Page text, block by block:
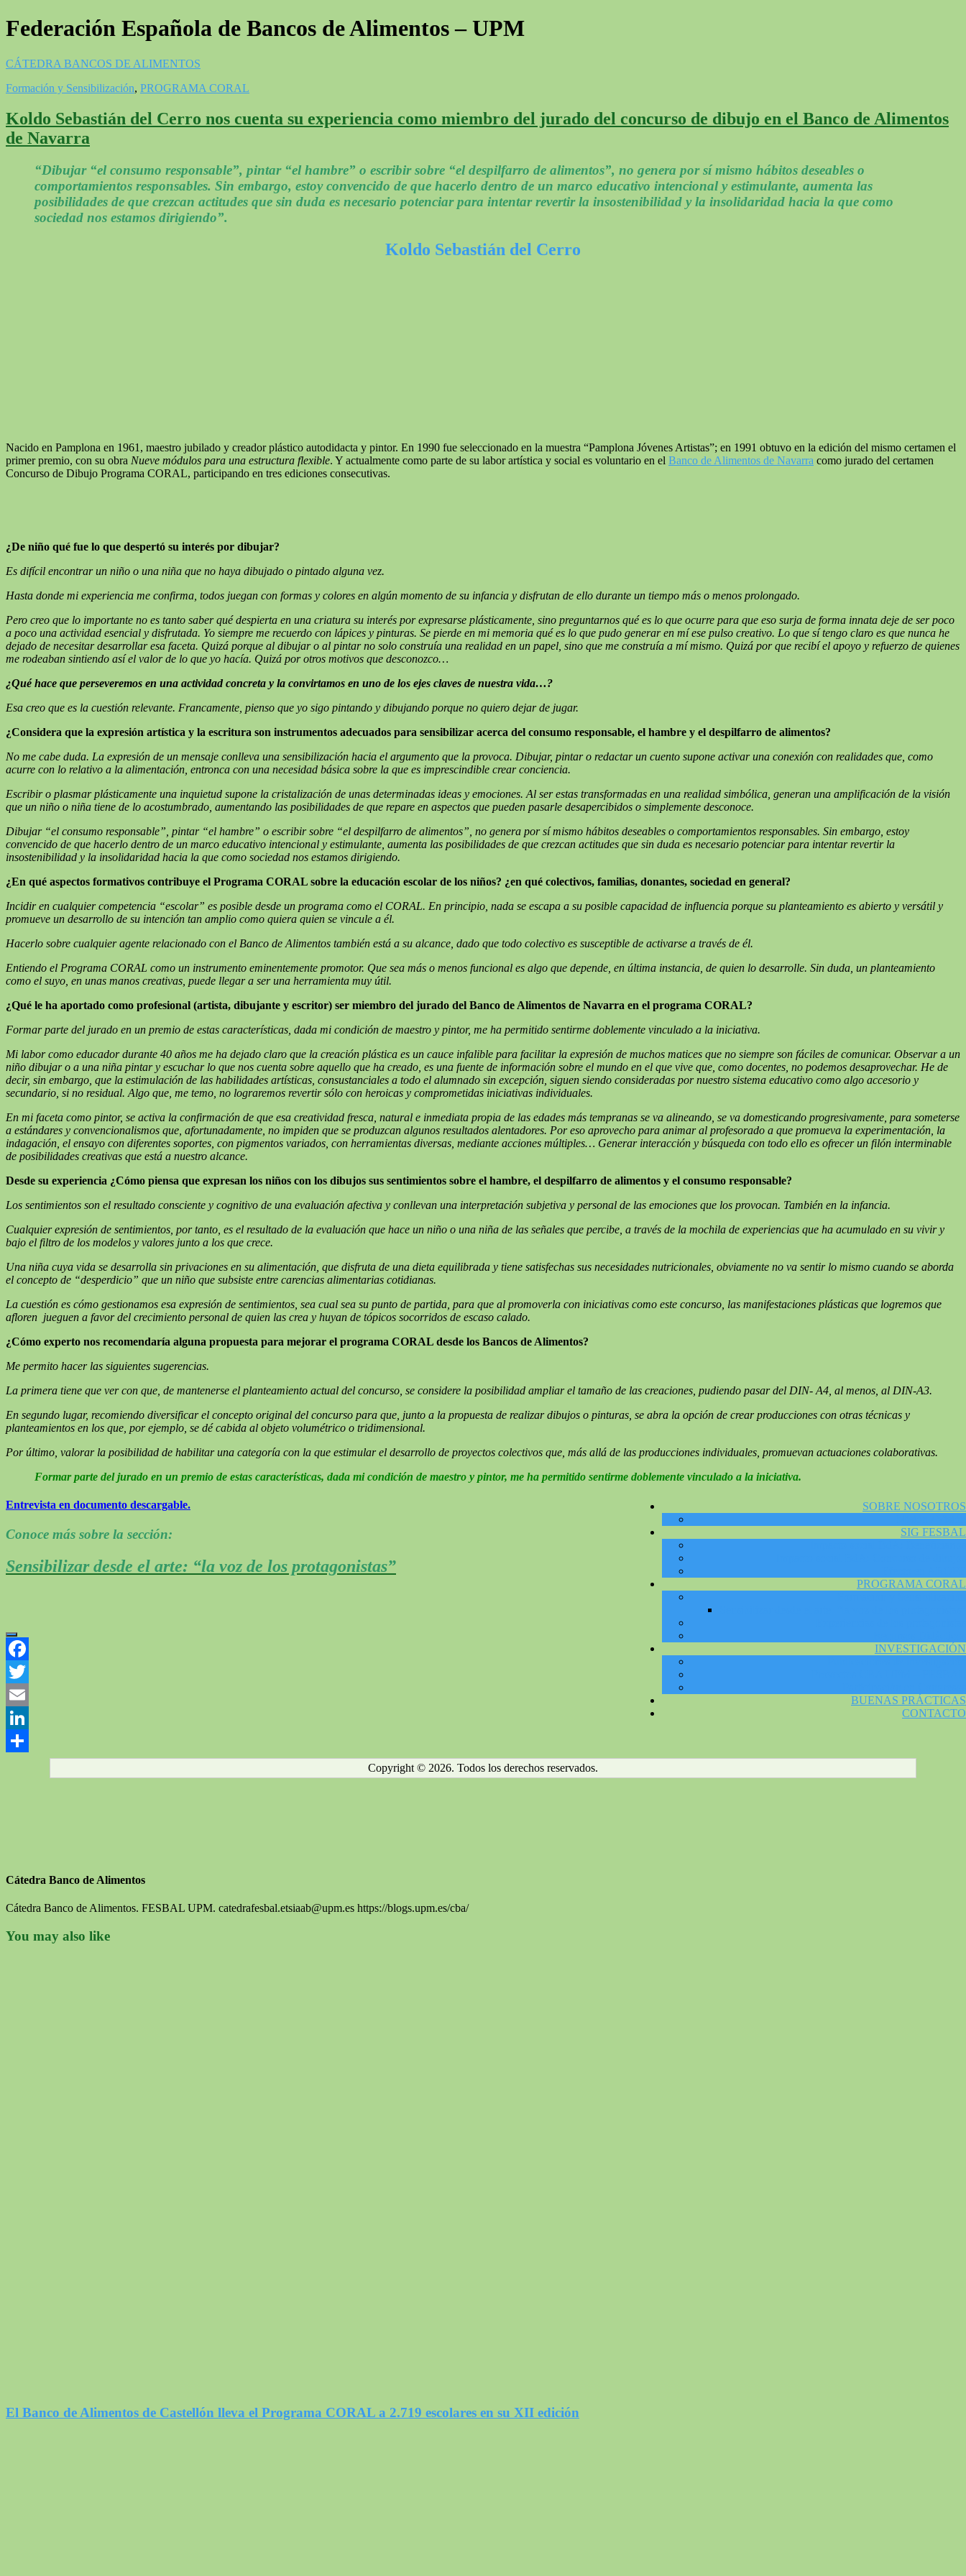
Federación Española de Bancos de Alimentos – UPM
CÁTEDRA BANCOS DE ALIMENTOS
SOBRE NOSOTROS
SIG FESBAL
PROGRAMA CORAL
INVESTIGACIÓN
BUENAS PRÁCTICAS
CONTACTO
Formación y Sensibilización, PROGRAMA CORAL
Koldo Sebastián del Cerro nos cuenta su experiencia como miembro del jurado del concurso de dibujo en el Banco de Alimentos
de Navarra
“Dibujar “el consumo responsable”, pintar “el hambre” o escribir sobre “el despilfarro de alimentos”, no genera por sí mismo hábitos deseables o
comportamientos responsables. Sin embargo, estoy convencido de que hacerlo dentro de un marco educativo intencional y estimulante, aumenta las
posibilidades de que crezcan actitudes que sin duda es necesario potenciar para intentar revertir la insostenibilidad y la insolidaridad hacia la que como
sociedad nos estamos dirigiendo”.
Koldo Sebastián del Cerro
Nacido en Pamplona en 1961, maestro jubilado y creador plástico autodidacta y pintor. En 1990 fue seleccionado en la muestra “Pamplona Jóvenes Artistas”; en 1991 obtuvo en la edición del mismo certamen el
primer premio, con su obra Nueve módulos para una estructura flexible. Y actualmente como parte de su labor artística y social es voluntario en el Banco de Alimentos de Navarra como jurado del certamen
Concurso de Dibujo Programa CORAL, participando en tres ediciones consecutivas.
¿De niño qué fue lo que despertó su interés por dibujar?
Es difícil encontrar un niño o una niña que no haya dibujado o pintado alguna vez.
Hasta donde mi experiencia me confirma, todos juegan con formas y colores en algún momento de su infancia y disfrutan de ello durante un tiempo más o menos prolongado.
Pero creo que lo importante no es tanto saber qué despierta en una criatura su interés por expresarse plásticamente, sino preguntarnos qué es lo que ocurre para que eso surja de forma innata deje de ser poco
a poco una actividad esencial y disfrutada. Yo siempre me recuerdo con lápices y pinturas. Se pierde en mi memoria qué es lo que pudo generar en mí ese pulso creativo. Lo que sí tengo claro es que nunca he
dejado de necesitar desarrollar esa faceta. Quizá porque al dibujar o al pintar no solo construía una realidad en un papel, sino que me construía a mí mismo. Quizá por que recibí el apoyo y refuerzo de quienes
me rodeaban sintiendo así el valor de lo que yo hacía. Quizá por otros motivos que desconozco…
¿Qué hace que perseveremos en una actividad concreta y la convirtamos en uno de los ejes claves de nuestra vida…?
Esa creo que es la cuestión relevante. Francamente, pienso que yo sigo pintando y dibujando porque no quiero dejar de jugar.
¿Considera que la expresión artística y la escritura son instrumentos adecuados para sensibilizar acerca del consumo responsable, el hambre y el despilfarro de alimentos?
No me cabe duda. La expresión de un mensaje conlleva una sensibilización hacia el argumento que la provoca. Dibujar, pintar o redactar un cuento supone activar una conexión con realidades que, como
acurre con lo relativo a la alimentación, entronca con una necesidad básica sobre la que es imprescindible crear conciencia.
Escribir o plasmar plásticamente una inquietud supone la cristalización de unas determinadas ideas y emociones. Al ser estas transformadas en una realidad simbólica, generan una amplificación de la visión
que un niño o niña tiene de lo acostumbrado, aumentando las posibilidades de que repare en aspectos que pueden pasarle desapercibidos o simplemente desconoce.
Dibujar “el consumo responsable”, pintar “el hambre” o escribir sobre “el despilfarro de alimentos”, no genera por sí mismo hábitos deseables o comportamientos responsables. Sin embargo, estoy
convencido de que hacerlo dentro de un marco educativo intencional y estimulante, aumenta las posibilidades de que crezcan actitudes que sin duda es necesario potenciar para intentar revertir la
insostenibilidad y la insolidaridad hacia la que como sociedad nos estamos dirigiendo.
¿En qué aspectos formativos contribuye el Programa CORAL sobre la educación escolar de los niños? ¿en qué colectivos, familias, donantes, sociedad en general?
Incidir en cualquier competencia “escolar” es posible desde un programa como el CORAL. En principio, nada se escapa a su posible capacidad de influencia porque su planteamiento es abierto y versátil y
promueve un desarrollo de su intención tan amplio como quiera quien se vincule a él.
Hacerlo sobre cualquier agente relacionado con el Banco de Alimentos también está a su alcance, dado que todo colectivo es susceptible de activarse a través de él.
Entiendo el Programa CORAL como un instrumento eminentemente promotor. Que sea más o menos funcional es algo que depende, en última instancia, de quien lo desarrolle. Sin duda, un planteamiento
como el suyo, en unas manos creativas, puede llegar a ser una herramienta muy útil.
¿Qué le ha aportado como profesional (artista, dibujante y escritor) ser miembro del jurado del Banco de Alimentos de Navarra en el programa CORAL?
Formar parte del jurado en un premio de estas características, dada mi condición de maestro y pintor, me ha permitido sentirme doblemente vinculado a la iniciativa.
Mi labor como educador durante 40 años me ha dejado claro que la creación plástica es un cauce infalible para facilitar la expresión de muchos matices que no siempre son fáciles de comunicar. Observar a un
niño dibujar o a una niña pintar y escuchar lo que nos cuenta sobre aquello que ha creado, es una fuente de información sobre el mundo en el que vive que, como docentes, no podemos desaprovechar. He de
decir, sin embargo, que la estimulación de las habilidades artísticas, consustanciales a todo el alumnado sin excepción, siguen siendo consideradas por nuestro sistema educativo como algo accesorio y
secundario, si no residual. Algo que, me temo, no lograremos revertir sólo con heroicas y comprometidas iniciativas individuales.
En mi faceta como pintor, se activa la confirmación de que esa creatividad fresca, natural e inmediata propia de las edades más tempranas se va alineando, se va domesticando progresivamente, para someterse
a estándares y convencionalismos que, afortunadamente, no impiden que se produzcan algunos resultados alentadores. Por eso aprovecho para animar al profesorado a que promueva la experimentación, la
indagación, el ensayo con diferentes soportes, con pigmentos variados, con herramientas diversas, mediante acciones múltiples… Generar interacción y búsqueda con todo ello es ofrecer un filón interminable
de posibilidades creativas que está a nuestro alcance.
Desde su experiencia ¿Cómo piensa que expresan los niños con los dibujos sus sentimientos sobre el hambre, el despilfarro de alimentos y el consumo responsable?
Los sentimientos son el resultado consciente y cognitivo de una evaluación afectiva y conllevan una interpretación subjetiva y personal de las emociones que los provocan. También en la infancia.
Cualquier expresión de sentimientos, por tanto, es el resultado de la evaluación que hace un niño o una niña de las señales que percibe, a través de la mochila de experiencias que ha acumulado en su vivir y
bajo el filtro de los modelos y valores junto a los que crece.
Una niña cuya vida se desarrolla sin privaciones en su alimentación, que disfruta de una dieta equilibrada y tiene satisfechas sus necesidades nutricionales, obviamente no va sentir lo mismo cuando se aborda
el concepto de “desperdicio” que un niño que subsiste entre carencias alimentarias cotidianas.
La cuestión es cómo gestionamos esa expresión de sentimientos, sea cual sea su punto de partida, para que al promoverla con iniciativas como este concurso, las manifestaciones plásticas que logremos que
afloren jueguen a favor del crecimiento personal de quien las crea y huyan de tópicos socorridos de escaso calado.
¿Cómo experto nos recomendaría alguna propuesta para mejorar el programa CORAL desde los Bancos de Alimentos?
Me permito hacer las siguientes sugerencias.
La primera tiene que ver con que, de mantenerse el planteamiento actual del concurso, se considere la posibilidad ampliar el tamaño de las creaciones, pudiendo pasar del DIN- A4, al menos, al DIN-A3.
En segundo lugar, recomiendo diversificar el concepto original del concurso para que, junto a la propuesta de realizar dibujos o pinturas, se abra la opción de crear producciones con otras técnicas y
planteamientos en los que, por ejemplo, se dé cabida al objeto volumétrico o tridimensional.
Por último, valorar la posibilidad de habilitar una categoría con la que estimular el desarrollo de proyectos colectivos que, más allá de las producciones individuales, promuevan actuaciones colaborativas.
Formar parte del jurado en un premio de estas características, dada mi condición de maestro y pintor, me ha permitido sentirme doblemente vinculado a la iniciativa.
Entrevista en documento descargable.
Conoce más sobre la sección:
Sensibilizar desde el arte: “la voz de los protagonistas”
Facebook
Twitter
Email
LinkedIn
Copyright © 2026. Todos los derechos reservados.
Cátedra Banco de Alimentos
Cátedra Banco de Alimentos. FESBAL UPM. catedrafesbal.etsiaab@upm.es https://blogs.upm.es/cba/
You may also like
El Banco de Alimentos de Castellón lleva el Programa CORAL a 2.719 escolares en su XII edición